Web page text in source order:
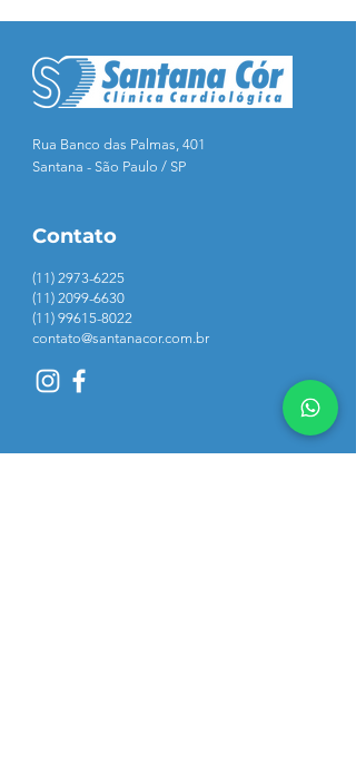
Rua Banco das Palmas, 401
Santana - São Paulo / SP
Contato
(11) 2973-6225
(11) 2099-6630
(11) 99615-8022
contato@santanacor.com.br